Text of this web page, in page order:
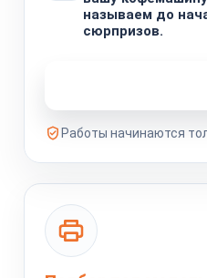
называем до
сюрпризов.
Работы начинаются